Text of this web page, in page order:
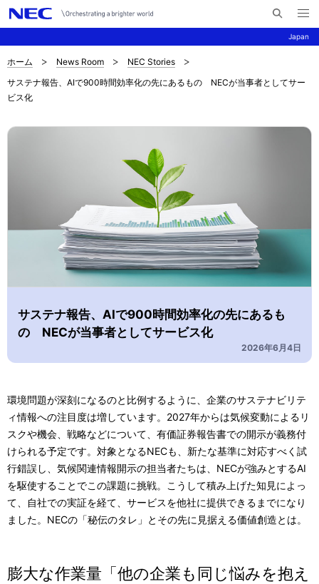
Japan
イ
検
メ
ニ
ュ
く
ナ
ビ
ー
サ
イ
ホーム News Room
NEC Stories
サステナ報告、AIで900時間効率化の先にあるもの NECが当事者としてサー
ビス化
サステナ報告、AIで900時間効率化の先にあるも
の NECが当事者としてサービス化
2026年6月4日
環境問題が深刻になるのと比例するように、企業のサステナビリテ
ィ情報への注目度は増しています。2027年からは気候変動によるリ
スクや機会、戦略などについて、有価証券報告書での開示が義務付
けられる予定です。対象となるNECも、新たな基準に対応すべく試
行錯誤し、気候関連情報開示の担当者たちは、NECが強みとするAI
を駆使することでこの課題に挑戦。こうして積み上げた知見によっ
て、自社での実証を経て、サービスを他社に提供できるまでになり
ました。NECの「秘伝のタレ」とその先に見据える価値創造とは。
膨大な作業量「他の企業も同じ悩みを抱え